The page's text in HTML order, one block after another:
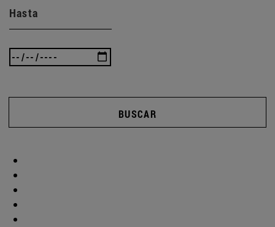
Hasta
BUSCAR